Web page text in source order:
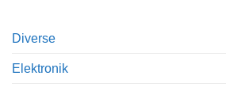
Diverse
Elektronik